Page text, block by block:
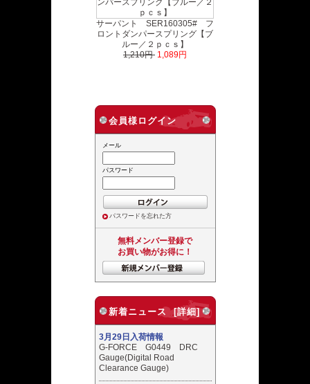
サーパント SER160305# フ
ロントダンパースプリング【ブ
ルー／２ｐｃｓ】
1,210円 1,089円
会員様ログイン
メール
パスワード
パスワードを忘れた方
無料メンバー登録で
お買い物がお得に！
新着ニュース [詳細]
3月29日入荷情報
G-FORCE G0449 DRC
Gauge(Digital Road
Clearance Gauge)